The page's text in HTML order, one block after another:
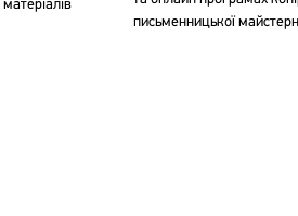
письменницької